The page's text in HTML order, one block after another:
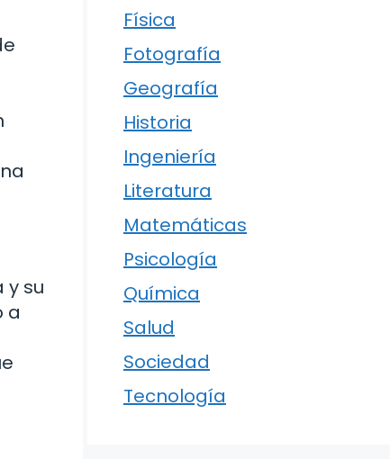
y su
a
Física
Fotografía
Geografía
Historia
Ingeniería
Literatura
Matemáticas
Psicología
Química
Salud
Sociedad
Tecnología